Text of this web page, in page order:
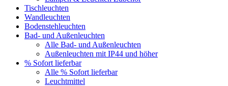
Tischleuchten
Wandleuchten
Bodenstehleuchten
Bad- und Außenleuchten
Alle Bad- und Außenleuchten
Außenleuchten mit IP44 und höher
% Sofort lieferbar
Alle % Sofort lieferbar
Leuchtmittel